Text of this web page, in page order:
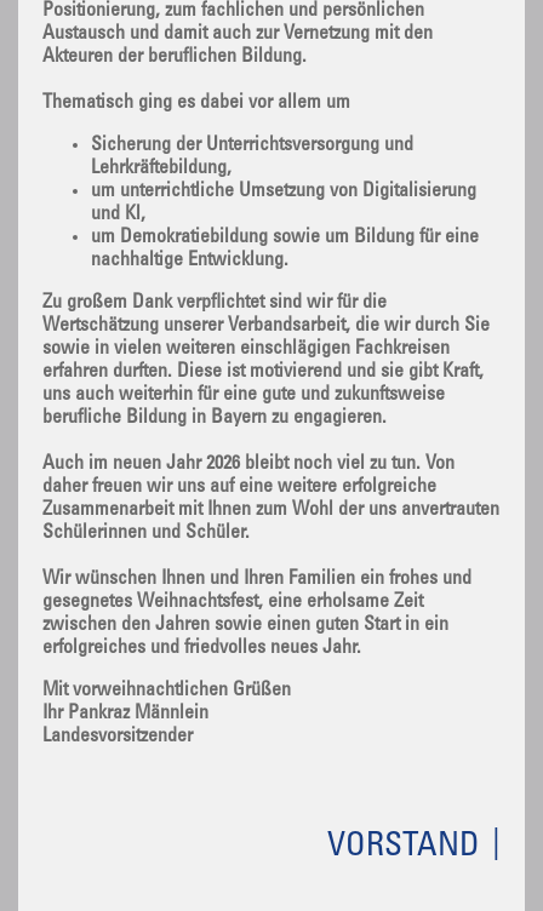
Positionierung, zum fachlichen und persönlichen
Austausch und damit auch zur Vernetzung mit den
Akteuren der beruflichen Bildung.
Thematisch ging es dabei vor allem um
Sicherung der Unterrichtsversorgung und
Lehrkräftebildung,
um unterrichtliche Umsetzung von Digitalisierung
und Kl,
um Demokratiebildung sowie um Bildung für eine
nachhaltige Entwicklung.
Zu großem Dank verpflichtet sind wir für die
Wertschätzung unserer Verbandsarbeit, die wir durch Sie
sowie in vielen weiteren einschlägigen Fachkreisen
erfahren durften. Diese ist motivierend und sie gibt Kraft,
uns auch weiterhin für eine gute und zukunftsweise
berufliche Bildung in Bayern zu engagieren.
Auch im neuen Jahr 2026 bleibt noch viel zu tun. Von
daher freuen wir uns auf eine weitere erfolgreiche
Zusammenarbeit mit Ihnen zum Wohl der uns anvertrauten
Schülerinnen und Schüler.
Wir wünschen Ihnen und Ihren Familien ein frohes und
gesegnetes Weihnachtsfest, eine erholsame Zeit
zwischen den Jahren sowie einen guten Start in ein
erfolgreiches und friedvolles neues Jahr.
Mit vorweihnachtlichen Grüßen
Ihr Pankraz Männlein
Landesvorsitzender
VORSTAND